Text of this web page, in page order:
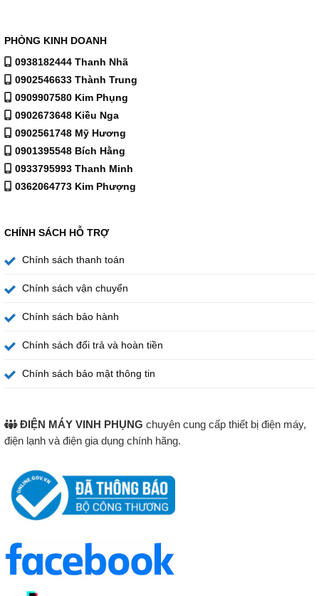
PHÒNG KINH DOANH
0938182444 Thanh Nhã
0902546633 Thành Trung
0909907580 Kim Phụng
0902673648 Kiều Nga
0902561748 Mỹ Hương
0901395548 Bích Hằng
0933795993 Thanh Minh
0362064773 Kim Phượng
CHÍNH SÁCH HỖ TRỢ
Chính sách thanh toán
Chính sách vận chuyển
Chính sách bảo hành
Chính sách đổi trả và hoàn tiền
Chính sách bảo mật thông tin
ĐIỆN MÁY VINH PHỤNG chuyên cung cấp thiết bị điện máy,
điện lạnh và điện gia dụng chính hãng.